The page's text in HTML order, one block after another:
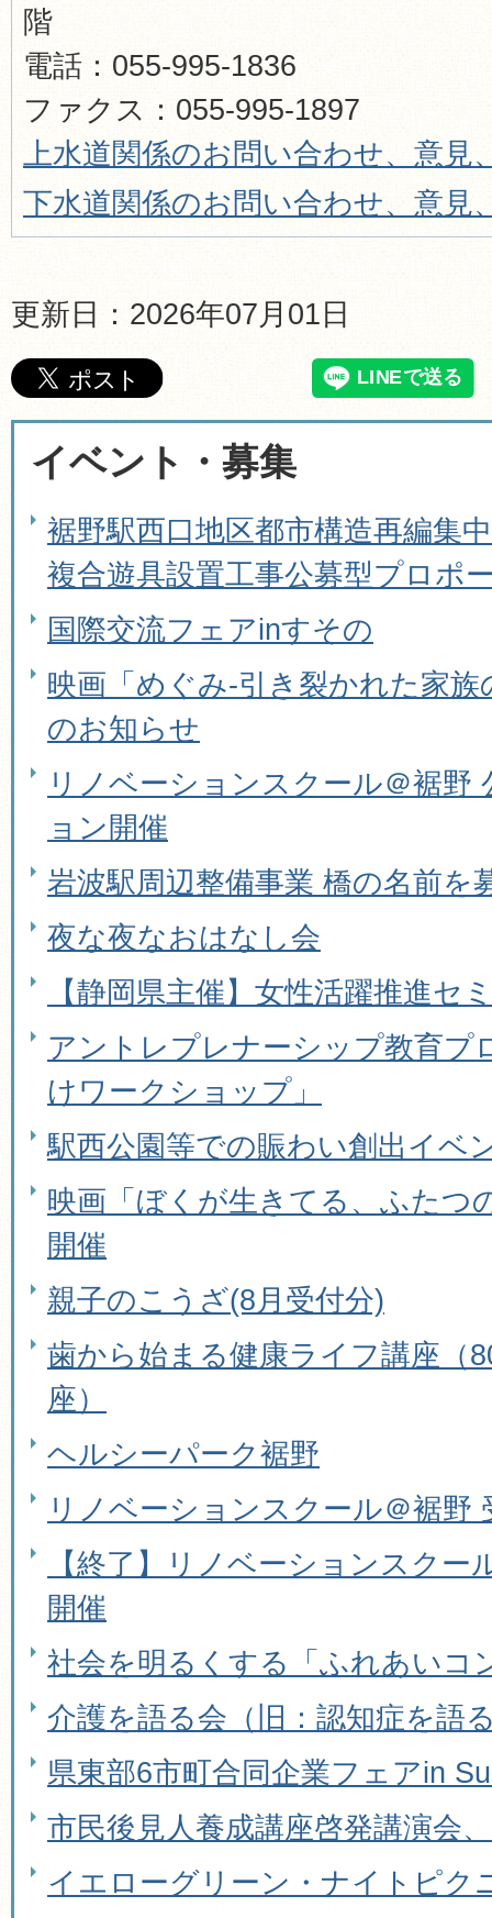
階
電話：055-995-1836
ファクス：055-995-1897
上水道関係のお問い合わせ、意見
下水道関係のお問い合わせ、意見
更新日：2026年07月01日
イベント・募集
裾野駅西口地区都市構造再編集
複合遊具設置工事公募型プロポ
国際交流フェアinすその
映画「めぐみ-引き裂かれた家族
のお知らせ
リノベーションスクール＠裾野
ョン開催
岩波駅周辺整備事業 橋の名前を
夜な夜なおはなし会
【静岡県主催】女性活躍推進セ
アントレプレナーシップ教育プ
けワークショップ」
駅西公園等での賑わい創出イベ
映画「ぼくが生きてる、ふたつ
開催
親子のこうざ(8月受付分)
歯から始まる健康ライフ講座（
座）
ヘルシーパーク裾野
リノベーションスクール＠裾野
【終了】リノベーションスクー
開催
社会を明るくする「ふれあいコ
介護を語る会（旧：認知症を語
県東部6市町合同企業フェアin
市民後見人養成講座啓発講演会
イエローグリーン・ナイトピク